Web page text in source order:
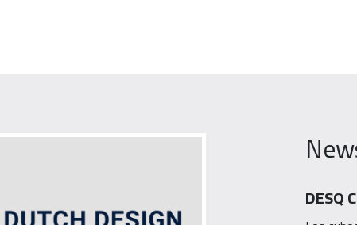
DESQ